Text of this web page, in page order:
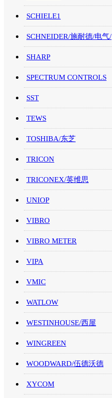
SCHIELE1
SCHNEIDER/施耐德/电气/
SHARP
SPECTRUM CONTROLS
SST
TEWS
TOSHIBA/东芝
TRICON
TRICONEX/英维思
UNIOP
VIBRO
VIBRO METER
VIPA
VMIC
WATLOW
WESTINHOUSE/西屋
WINGREEN
WOODWARD/伍德沃德
XYCOM